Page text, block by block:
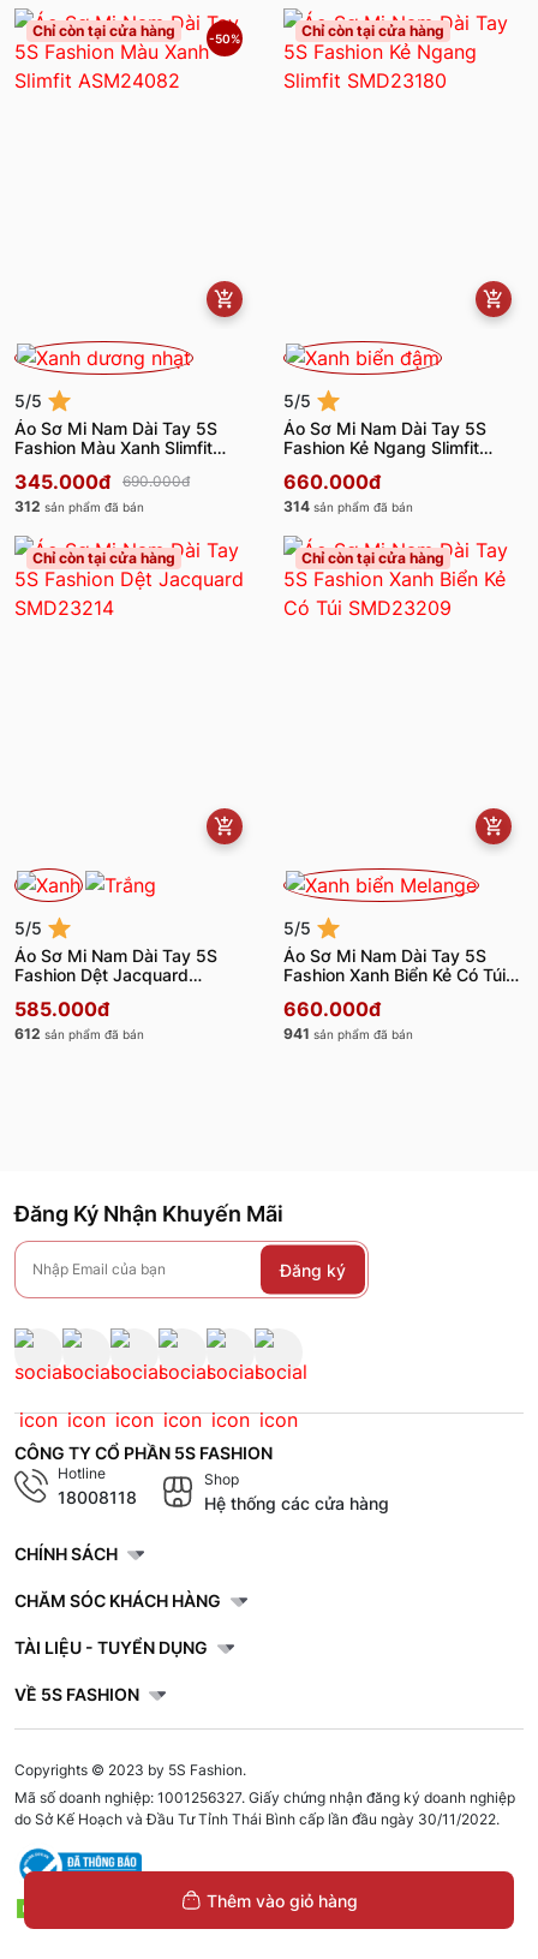
Chỉ còn tại cửa hàng -50%
5/5
Áo Sơ Mi Nam Dài Tay 5S
Fashion Màu Xanh Slimfit
345.000đ
690.000đ
312 sản phẩm đã bán
Chỉ còn tại cửa hàng
5/5
Áo Sơ Mi Nam Dài Tay 5S
Fashion Kẻ Ngang Slimfit
660.000đ
314 sản phẩm đã bán
Chỉ còn tại cửa hàng
5/5
Áo Sơ Mi Nam Dài Tay 5S
Fashion Dệt Jacquard
585.000đ
612 sản phẩm đã bán
Chỉ còn tại cửa hàng
5/5
Áo Sơ Mi Nam Dài Tay 5S
Fashion Xanh Biển Kẻ Có Túi
660.000đ
941 sản phẩm đã bán
Thêm vào giỏ hàng
Đăng Ký Nhận Khuyến Mãi
Đăng ký
CÔNG TY CỔ PHẦN 5S FASHION
Hotline
18008118
Shop
Hệ thống các cửa hàng
CHÍNH SÁCH
CHĂM SÓC KHÁCH HÀNG
TÀI LIỆU - TUYỂN DỤNG
VỀ 5S FASHION
Copyrights © 2023 by 5S Fashion.
Mã số doanh nghiệp: 1001256327. Giấy chứng nhận đăng ký doanh nghiệp
do Sở Kế Hoạch và Đầu Tư Tỉnh Thái Bình cấp lần đầu ngày 30/11/2022.